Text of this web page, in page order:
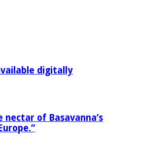
digitally
nectar of Basavanna’s